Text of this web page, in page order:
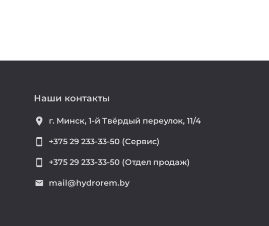
Наши контакты
location_on г. Минск, 1-й Твёрдый переулок, 11/4
smartphone +375 29 233-33-50 (Сервис)
smartphone +375 29 233-33-50 (Отдел продаж)
email mail@hydrorem.by